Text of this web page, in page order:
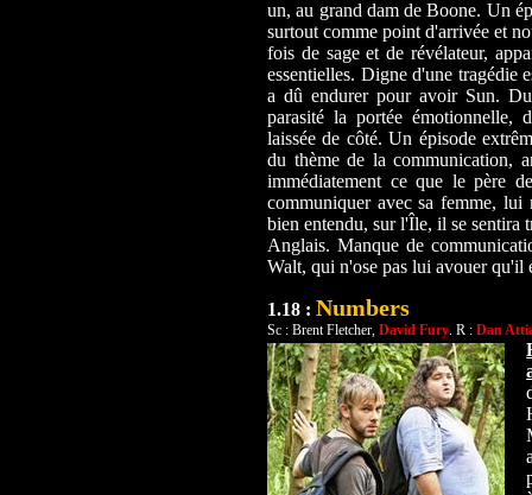
un, au grand dam de Boone. Un
surtout comme point d'arrivée et
fois de sage et de révélateur,
essentielles. Digne d'une tragédie
a dû endurer pour avoir Sun.
parasité la portée émotionnelle,
laissée de côté. Un épisode
du thème de la communication,
immédiatement ce que le père
communiquer avec sa femme,
bien entendu, sur l'Île, il se sentira
Anglais. Manque de
Walt, qui n'ose pas lui avouer qu'il
1.18 : Numbers
Sc : Brent Fletcher, David Fury. R : Dan